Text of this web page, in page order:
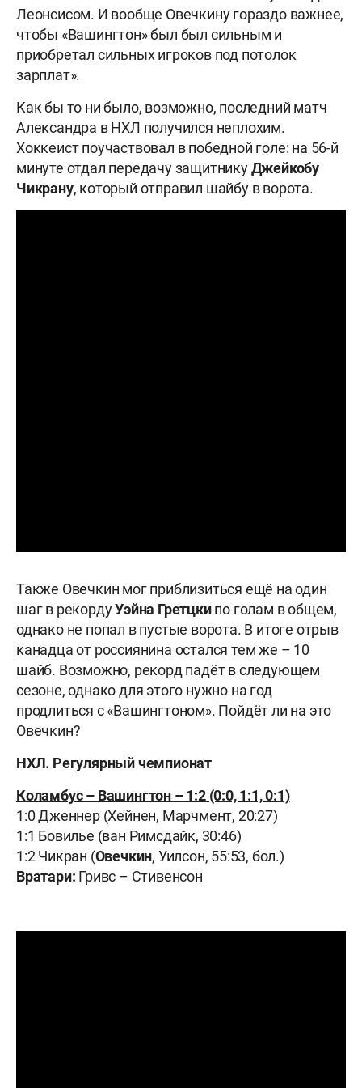
Леонсисом. И вообще Овечкину гораздо важнее,
чтобы «Вашингтон» был был сильным и
приобретал сильных игроков под потолок
зарплат».
Как бы то ни было, возможно, последний матч
Александра в НХЛ получился неплохим.
Хоккеист поучаствовал в победной голе: на 56-й
минуте отдал передачу защитникуДжейкобу
Чикрану, который отправил шайбу в ворота.
Также Овечкин мог приблизиться ещё на один
шаг в рекордуУэйна Гретцкипо голам в общем,
однако не попал в пустые ворота. В итоге отрыв
канадца от россиянина остался тем же – 10
шайб. Возможно, рекорд падёт в следующем
сезоне, однако для этого нужно на год
продлиться с «Вашингтоном». Пойдёт ли на это
Овечкин?
НХЛ. Регулярный чемпионат
Коламбус – Вашингтон – 1:2 (0:0, 1:1, 0:1)
1:0 Дженнер (Хейнен, Марчмент, 20:27)
1:1 Бовилье (ван Римсдайк, 30:46)
1:2 Чикран (Овечкин, Уилсон, 55:53, бол.)
Вратари: Гривс – Стивенсон